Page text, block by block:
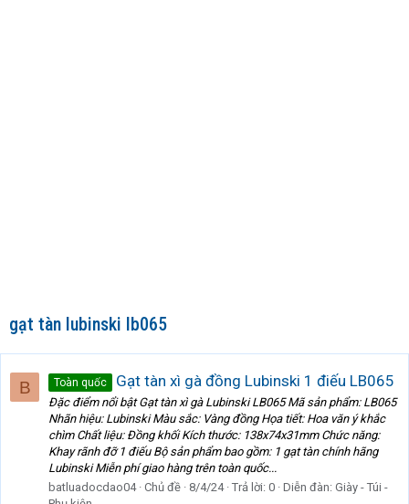
gạt tàn lubinski lb065
B Toàn quốc Gạt tàn xì gà đồng Lubinski 1 điếu LB065
Đặc điểm nổi bật Gạt tàn xì gà Lubinski LB065 Mã sản phẩm: LB065
Nhãn hiệu: Lubinski Màu sắc: Vàng đồng Họa tiết: Hoa văn ý khắc
chìm Chất liệu: Đồng khối Kích thước: 138x74x31mm Chức năng:
Khay rãnh đỡ 1 điếu Bộ sản phẩm bao gồm: 1 gạt tàn chính hãng
Lubinski Miễn phí giao hàng trên toàn quốc...
batluadocdao04 Chủ đề 8/4/24 Trả lời: 0 Diễn đàn: Giày - Túi -